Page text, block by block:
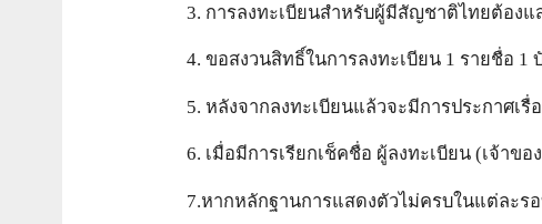
3. การลงทะเบียนสำหรับผู้มีสัญชาติไทยต้องแ
4. ขอสงวนสิทธิ์ในการลงทะเบียน 1 รายชื่อ 1
5. หลังจากลงทะเบียนแล้วจะมีการประกาศเรื่
6. เมื่อมีการเรียกเช็คชื่อ ผู้ลงทะเบียน (เจ้า
7.หากหลักฐานการแสดงตัวไม่ครบในแต่ละร